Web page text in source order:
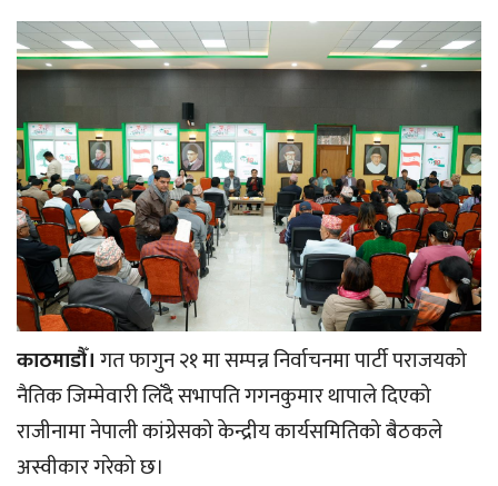
काठमाडौँ।गत फागुन २१ मा सम्पन्न निर्वाचनमा पार्टी पराजयको
नैतिक जिम्मेवारी लिँदै सभापति गगनकुमार थापाले दिएको
राजीनामा नेपाली कांग्रेसको केन्द्रीय कार्यसमितिको बैठकले
अस्वीकार गरेको छ।